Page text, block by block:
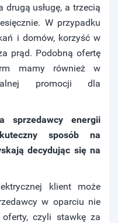
usługę, a trzecią
W przypadku
i domów, korzyść w
prąd. Podobną ofertę
mamy również w
promocji dla
sprzedawcy energii
sposób na
decydując się na
klient może
w oparciu nie
czyli stawkę za